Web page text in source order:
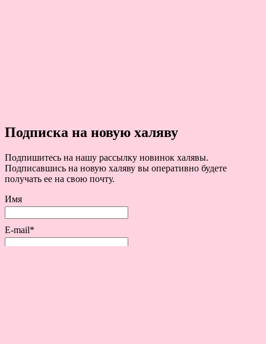
Подписка на новую халяву
Подпишитесь на нашу рассылку новинок халявы.
Подписавшись на новую халяву вы оперативно будете
получать ее на свою почту.
Имя
E-mail*